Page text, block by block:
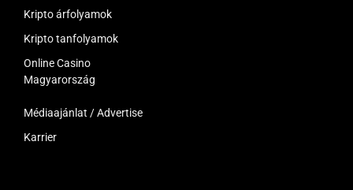
Kripto árfolyamok
Kripto tanfolyamok
Online Casino
Magyarország
Médiaajánlat / Advertise
Karrier